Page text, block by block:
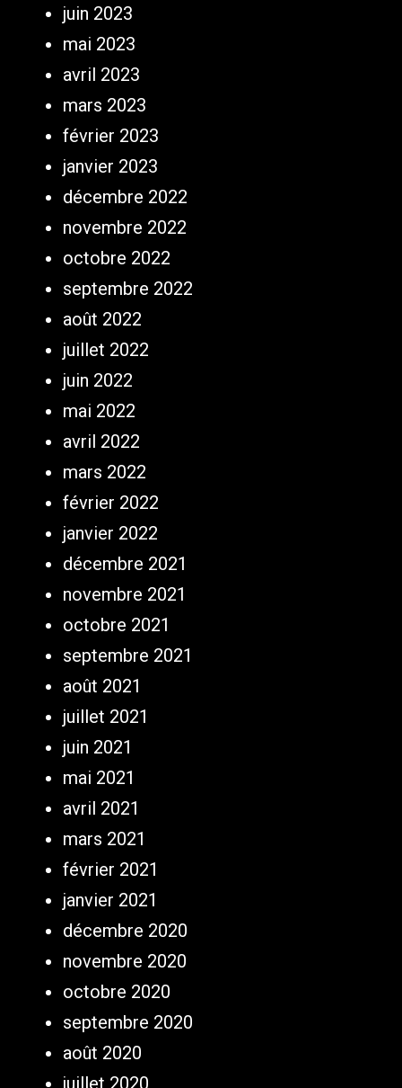
juin 2023
mai 2023
avril 2023
mars 2023
février 2023
janvier 2023
décembre 2022
novembre 2022
octobre 2022
septembre 2022
août 2022
juillet 2022
juin 2022
mai 2022
avril 2022
mars 2022
février 2022
janvier 2022
décembre 2021
novembre 2021
octobre 2021
septembre 2021
août 2021
juillet 2021
juin 2021
mai 2021
avril 2021
mars 2021
février 2021
janvier 2021
décembre 2020
novembre 2020
octobre 2020
septembre 2020
août 2020
juillet 2020